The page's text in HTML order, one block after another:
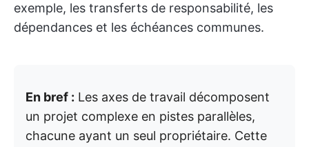
exemple, les transferts de responsabilité, les
dépendances et les échéances communes.
En bref : Les axes de travail décomposent
un projet complexe en pistes parallèles,
chacune ayant un seul propriétaire. Cette